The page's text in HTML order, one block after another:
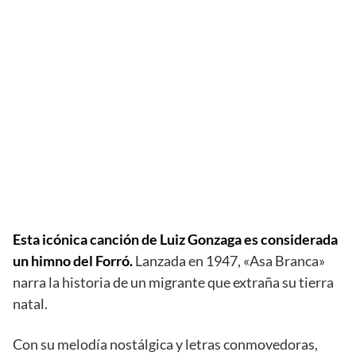
Esta icónica canción de Luiz Gonzaga es considerada
un himno del Forró.Lanzada en 1947, «Asa Branca»
narra la historia de un migrante que extraña su tierra
natal.
Con su melodía nostálgica y letras conmovedoras,